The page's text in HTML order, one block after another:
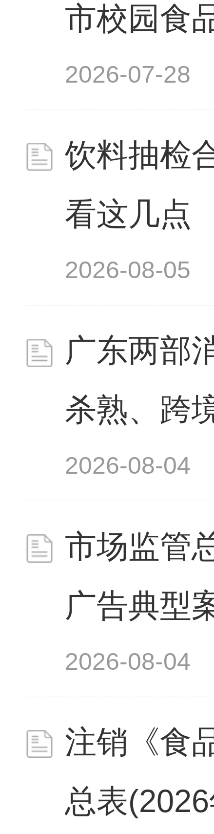
市校园食
2026-07-28
饮料抽检
看这几点
2026-08-05
广东两部
杀熟、跨
2026-08-04
市场监管
广告典型
2026-08-04
注销《食
总表